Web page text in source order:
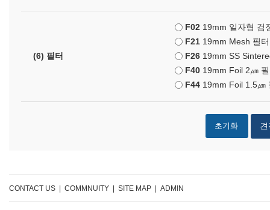
(6) 필터
F02 19mm 일자형 검
F21 19mm Mesh 필
F26 19mm SS
F40 19mm Foil 2㎛
F44 19mm Foil 1.5㎛
CONTACT US | COMMNUITY | SITE MAP | ADMIN